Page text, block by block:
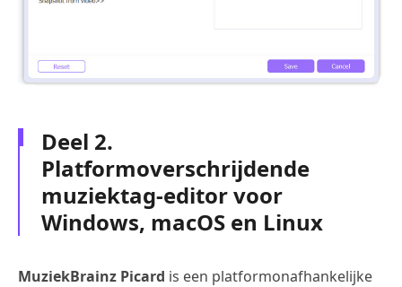
Deel 2.
Platformoverschrijdende
muziektag-editor voor
Windows, macOS en Linux
MuziekBrainz Picard is een platformonafhankelijke